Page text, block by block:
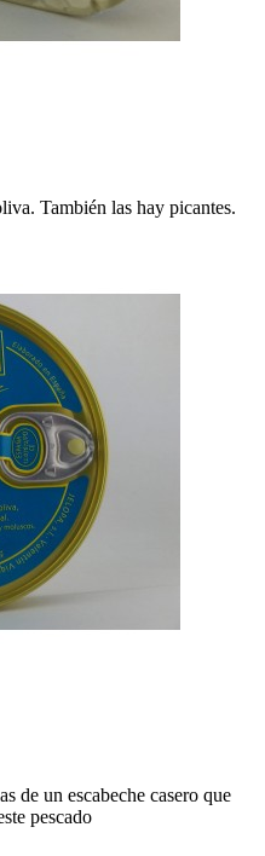
También las hay picantes.
de un escabeche casero que
pescado